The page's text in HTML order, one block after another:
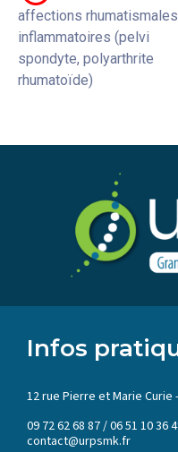
affections rhumatismales
inflammatoires (pelvi
spondyte, polyarthrite
rhumatoïde)
Infos
12 rue Pierre et Marie Curie
09 72 62 68 87 / 06 51 10
contact@urpsmk.fr